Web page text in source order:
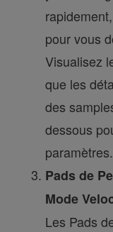
pour vous
Visualisez
que les
des
dessous
paramètres.
Pads de
Mode
Les Pads